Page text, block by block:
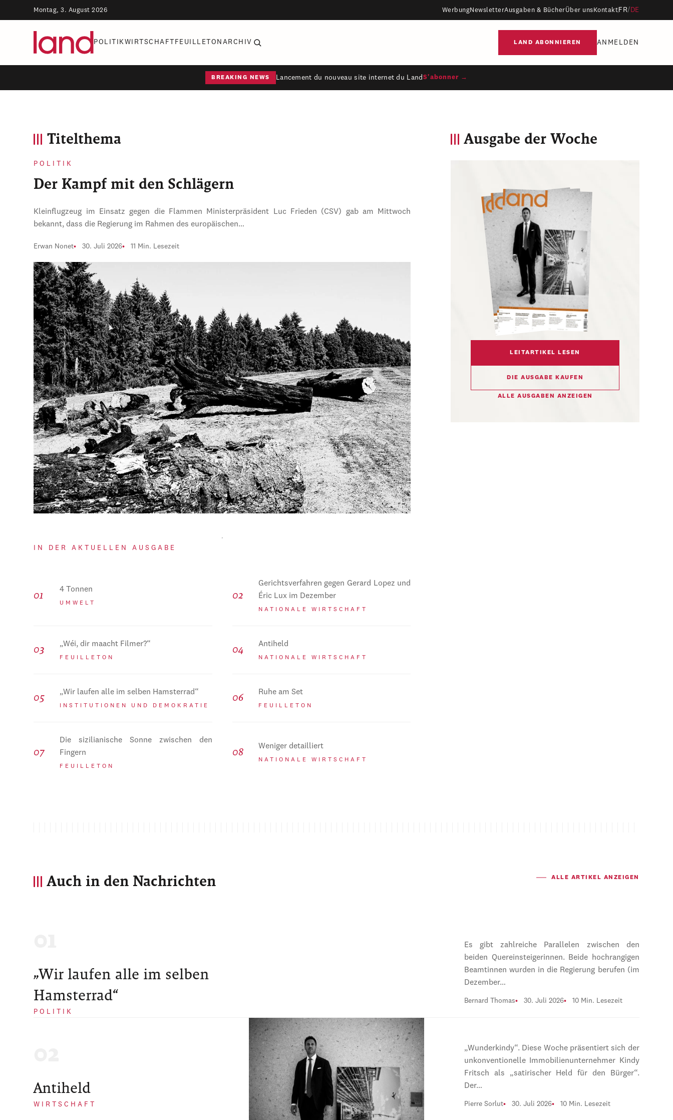
Montag, 3. August 2026 WerbungNewsletterAusgaben & BücherÜber uns Kontakt FR/ DE
POLITIKWIRTSCHAFT FEUILLETON ARCHIV LAND ABONNIEREN ANMELDEN
BREAKING NEWS Lancement du nouveau site internet du Land S'abonner →
Titelthema
POLITIK
Der Kampf mit den Schlägern
Kleinflugzeug im Einsatz gegen die Flammen Ministerpräsident Luc Frieden (CSV) gab am Mittwoch
bekannt, dass die Regierung im Rahmen des europäischen…
Erwan Nonet 30. Juli 2026 11 Min. Lesezeit
IN DER AKTUELLEN AUSGABE
4 Tonnen
UMWELT
Gerichtsverfahren gegen Gerard Lopez und
Éric Lux im Dezember
NATIONALE WIRTSCHAFT
„Wéi, dir maacht Filmer?“
FEUILLETON
Antiheld
NATIONALE WIRTSCHAFT
„Wir laufen alle im selben Hamsterrad“
INSTITUTIONEN UND DEMOKRATIE
Ruhe am Set
FEUILLETON
Die sizilianische Sonne zwischen den
Fingern
FEUILLETON
Weniger detailliert
NATIONALE WIRTSCHAFT
Ausgabe der Woche
LEITARTIKEL LESEN
DIE AUSGABE KAUFEN
ALLE AUSGABEN ANZEIGEN
Auch in den Nachrichten ALLE ARTIKEL ANZEIGEN
„Wir laufen alle im selben
Hamsterrad“
POLITIK
Es gibt zahlreiche Parallelen zwischen den
beiden Quereinsteigerinnen. Beide hochrangigen
Beamtinnen wurden in die Regierung berufen (im
Dezember…
Bernard Thomas 30. Juli 2026 10 Min. Lesezeit
Antiheld
WIRTSCHAFT
„Wunderkindy“. Diese Woche präsentiert sich der
unkonventionelle Immobilienunternehmer Kindy
Fritsch als „satirischer Held für den Bürger“.
Der…
Pierre Sorlut 30. Juli 2026 10 Min. Lesezeit